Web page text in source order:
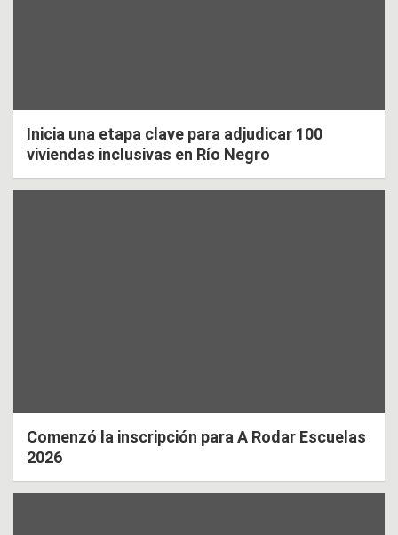
Inicia una etapa clave para adjudicar 100
viviendas inclusivas en Río Negro
Comenzó la inscripción para A Rodar Escuelas
2026